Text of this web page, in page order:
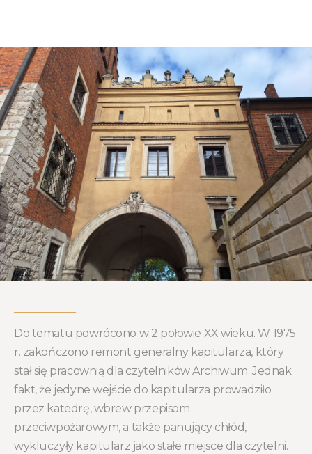
Do tematu powrócono w 2 połowie XX wieku. W 1975
r. zakończono remont generalny kapitularza, który
stał się pracownią dla czytelników Archiwum. Jednak
fakt, że jedyne wejście do kapitularza prowadziło
przez katedrę, wbrew przepisom
przeciwpożarowym, a także panujący chłód,
wykluczyły kapitularz jako stałe miejsce dla czytelni.